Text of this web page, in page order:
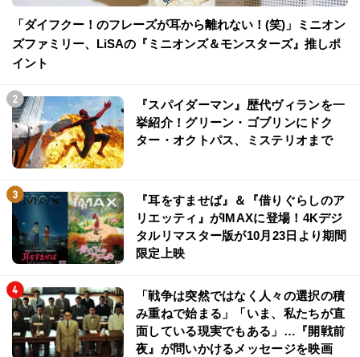
「ダイフクー！のフレーズが耳から離れない！(笑)」ミニオン
ズファミリー、LiSAの『ミニオンズ＆モンスターズ』推しポ
イント
『スパイダーマン』歴代ヴィランを一
挙紹介！グリーン・ゴブリンにドク
ター・オクトパス、ミステリオまで
『耳をすませば』＆『借りぐらしのア
リエッティ』がIMAXに登場！4Kデジ
タルリマスター版が10月23日より期間
限定上映
「戦争は突然ではなく人々の選択の積
み重ねで始まる」「いま、私たちが直
面している現実でもある」…『開戦前
夜』が問いかけるメッセージを映画